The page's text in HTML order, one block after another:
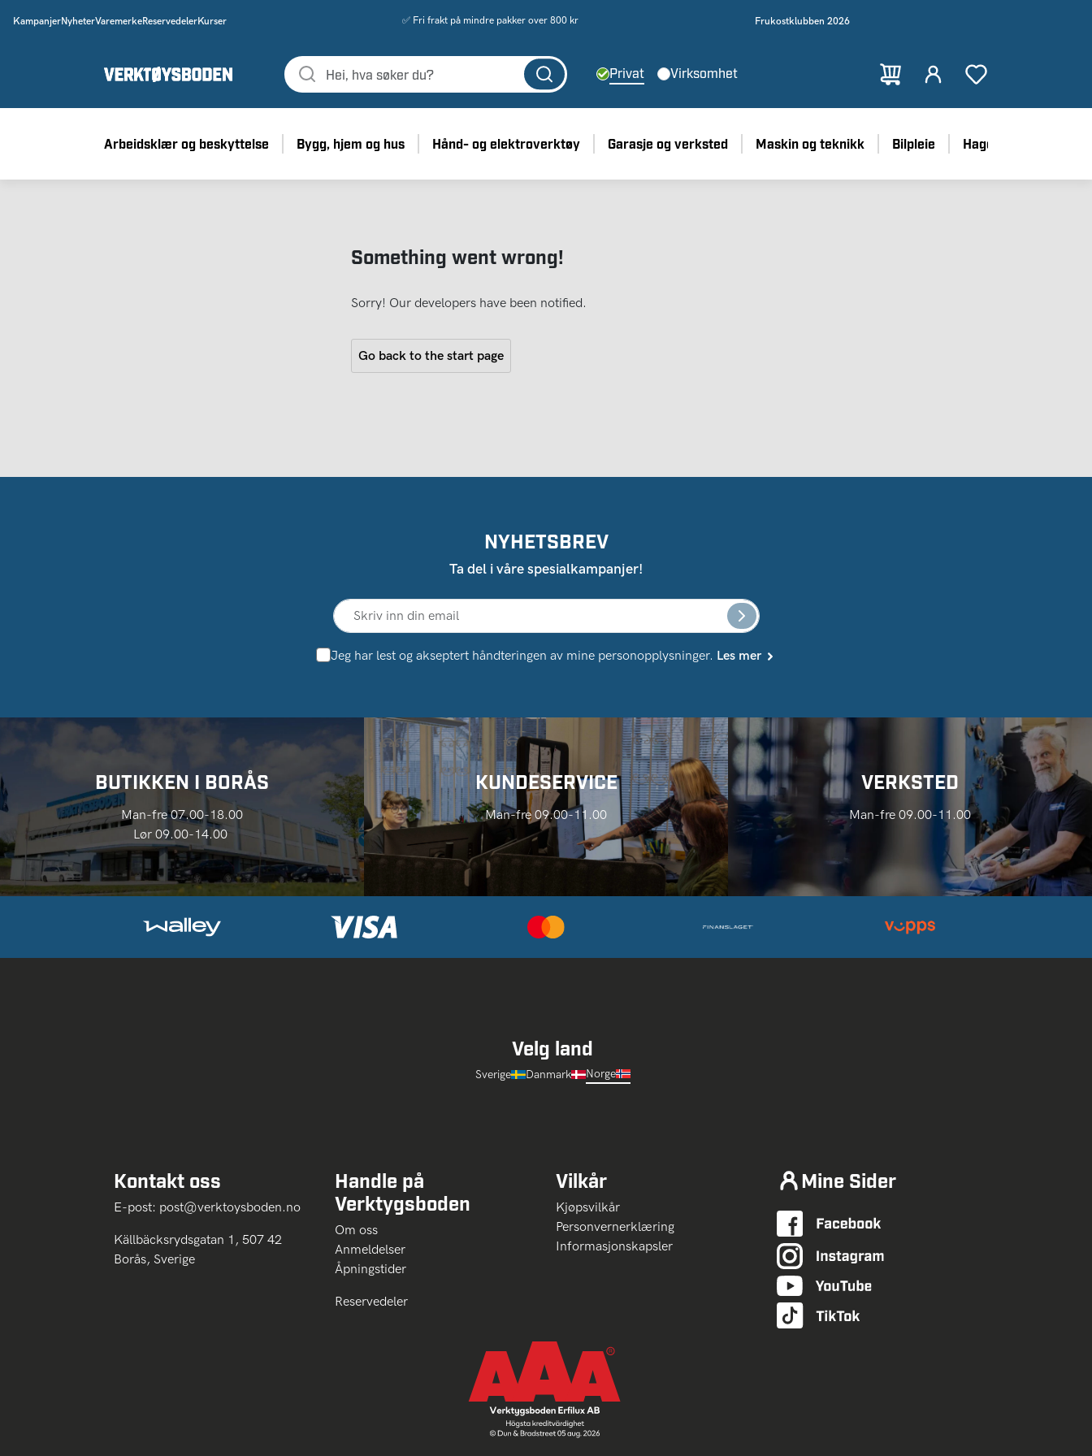
KampanjerNyheterVaremerkeReservedelerKurser ✅ Fri frakt på mindre pakker over 800 kr Frukostklubben 2026
Privat Virksomhet
Arbeidsklær og beskyttelse Bygg, hjem og hus Hånd- og elektroverktøy Garasje og verksted Maskin og teknikk Bilpleie Hage
Something went wrong!
Sorry! Our developers have been notified.
Go back to the start page
NYHETSBREV
Ta del i våre spesialkampanjer!
Jeg har lest og akseptert håndteringen av mine personopplysninger. Les mer
BUTIKKEN I BORÅS
Man-fre 07.00-18.00
Lør 09.00-14.00
KUNDESERVICE
Man-fre 09.00-11.00
VERKSTED
Man-fre 09.00-11.00
Velg land
Sverige Danmark Norge
Kontakt oss
E-post: post@verktoysboden.no
Källbäcksrydsgatan 1, 507 42
Borås, Sverige
Handle på
Verktygsboden
Om oss
Anmeldelser
Åpningstider
Reservedeler
Vilkår
Kjøpsvilkår
Personvernerklæring
Informasjonskapsler
Mine Sider